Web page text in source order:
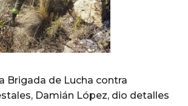
Brigada de Lucha contra
Damián López, dio detalles